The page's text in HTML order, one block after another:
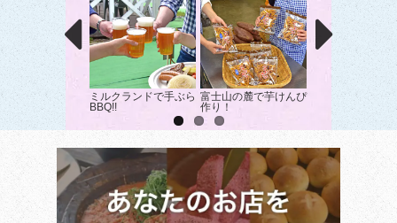
ミルクランドで手ぶら
BBQ!!
富士山の麓で芋けんぴ
作り！
ミルクランドで
クーヘン作りを